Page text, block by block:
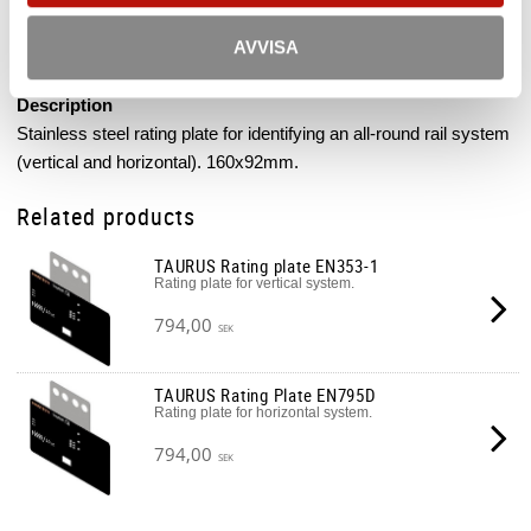
AVVISA
Rating plate for an all-round rail system (vertical and horizontal)​.
Description
Stainless steel rating plate for identifying an all-round rail system
(vertical and horizontal). 160x92mm.
Related products
TAURUS Rating plate EN353-1
Rating plate for vertical system.
794,00 SEK
TAURUS Rating Plate EN795D
Rating plate for horizontal system.
794,00 SEK